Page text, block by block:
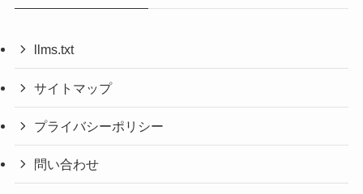
llms.txt
サイトマップ
プライバシーポリシー
問い合わせ